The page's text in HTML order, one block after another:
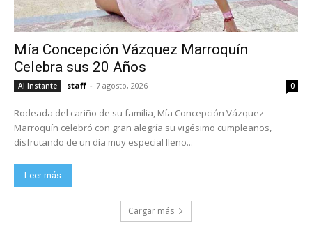
Mía Concepción Vázquez Marroquín
Celebra sus 20 Años
Al Instante staff - 7 agosto, 2026 0
Rodeada del cariño de su familia, Mía Concepción Vázquez
Marroquín celebró con gran alegría su vigésimo cumpleaños,
disfrutando de un día muy especial lleno...
Leer más
Cargar más